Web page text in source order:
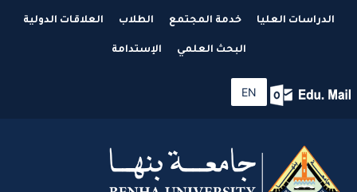
الدراسات العليا خدمة المجتمع الطلاب العلاقات الدولية
البحث العلمي الإستدامة
EN